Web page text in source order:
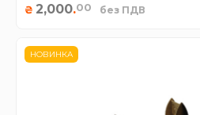
₴ 2,000.00 без ПДВ
НОВИНКА